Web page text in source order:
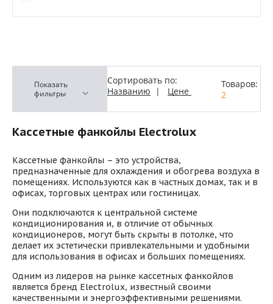
Показать
фильтры
Сортировать по:
Названию | Цене
Товаров:
2
Кассетные фанкойлы Electrolux
Кассетные фанкойлы – это устройства,
предназначенные для охлаждения и обогрева воздуха в
помещениях. Используются как в частных домах, так и в
офисах, торговых центрах или гостиницах.
Они подключаются к центральной системе
кондиционирования и, в отличие от обычных
кондиционеров, могут быть скрыты в потолке, что
делает их эстетически привлекательными и удобными
для использования в офисах и больших помещениях.
Одним из лидеров на рынке кассетных фанкойлов
является бренд Electrolux, известный своими
качественными и энергоэффективными решениями.